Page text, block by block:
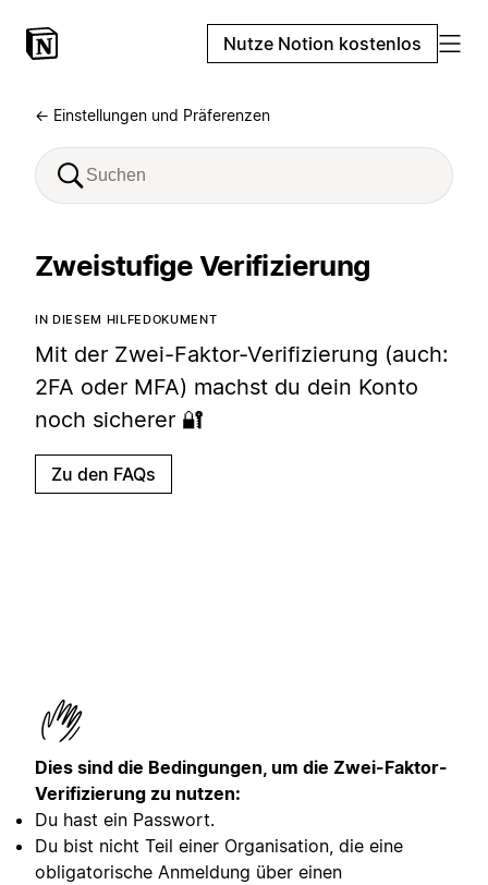
Nutze Notion kostenlos
← Einstellungen und Präferenzen
Zweistufige Verifizierung
IN DIESEM HILFEDOKUMENT
Mit der Zwei-Faktor-Verifizierung (auch:
2FA oder MFA) machst du dein Konto
noch sicherer 🔐
Zu den FAQs
Dies sind die Bedingungen, um die Zwei-Faktor-
Verifizierung zu nutzen:
Du hast ein Passwort.
Du bist nicht Teil einer Organisation, die eine
obligatorische Anmeldung über einen